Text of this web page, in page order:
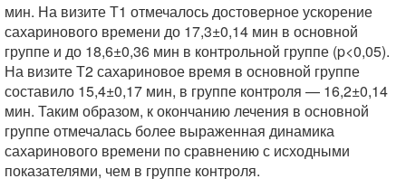
мин. На визите Т1 отмечалось достоверное ускорение
сахаринового времени до 17,3±0,14 мин в основной
группе и до 18,6±0,36 мин в контрольной группе (p<0,05).
На визите Т2 сахариновое время в основной группе
составило 15,4±0,17 мин, в группе контроля — 16,2±0,14
мин. Таким образом, к окончанию лечения в основной
группе отмечалась более выраженная динамика
сахаринового времени по сравнению с исходными
показателями, чем в группе контроля.